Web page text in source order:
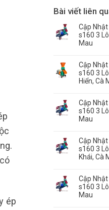
ép
Bài viết liên
Cập
s160 3
Mau
Cập
s160 3
Hiển, Cà
Cập
s160 3
Mau
Cập
s160 3
Khái, Cà
Cập
s160 3
Mau